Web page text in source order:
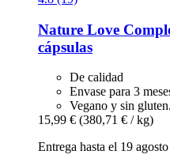
Nature Love
cápsulas
De calidad
Envase para 3
Vegano y sin gluten.
15,99 € (380,71 € / kg)
Entrega hasta el 19 agosto